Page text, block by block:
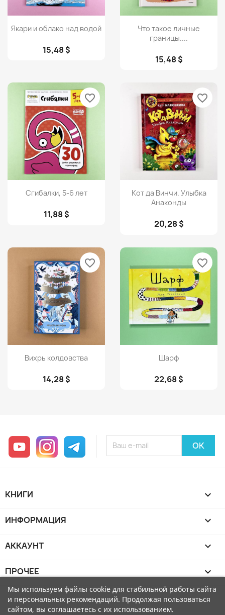
Просмотр
Якари и облако над водой
15,48 $
Просмотр
Что такое личные
границы....
15,48 $
Просмотр
Сгибалки, 5-6 лет
11,88 $
favorite_border
Просмотр
Кот да Винчи. Улыбка
Анаконды
20,28 $
favorite_border
Просмотр
Вихрь колдовства
14,28 $
favorite_border
Просмотр
Шарф
22,68 $
favorite_border
YouTube InstagramTelegram
КНИГИ 
ИНФОРМАЦИЯ 
АККАУНТ 
ПРОЧЕЕ 
Мы используем файлы cookie для стабильной работы сайта
и персональных рекомендаций. Продолжая пользоваться
сайтом, вы соглашаетесь с их использованием.